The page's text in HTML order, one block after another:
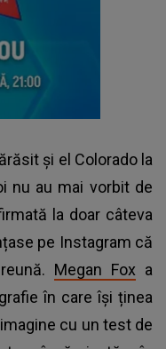
și el Colorado la
nu au mai vorbit de
la doar câteva
pe Instagram că
Megan Fox a
în care își ținea
cu un test de